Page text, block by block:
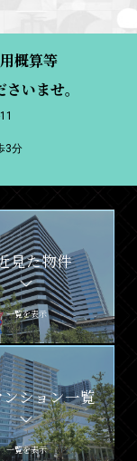
概算等
いませ。
3分
見た物件
一覧を表示
ション一覧
一覧を表示